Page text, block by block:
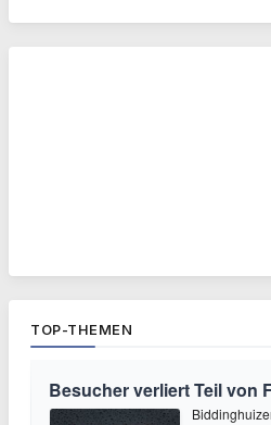
TOP-THEMEN
Besucher verliert Teil von